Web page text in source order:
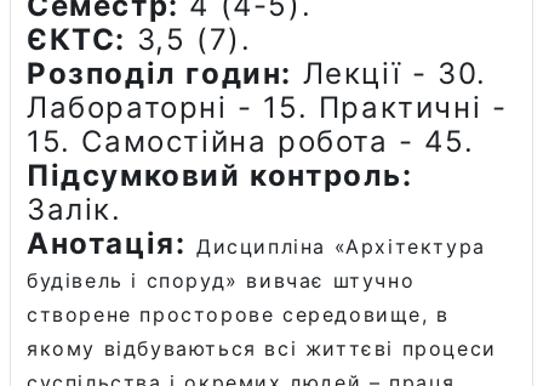
ЄКТС: 3,5 (7).
Розподіл годин: Лекції - 30.
Лабораторні - 15. Практичні -
15. Самостійна робота - 45.
Підсумковий контроль:
Зaлік.
Анотація: Дисципліна «Архітектура
будівель і споруд» вивчає штучно
створене просторове середовище, в
якому відбуваються всі життєві процеси